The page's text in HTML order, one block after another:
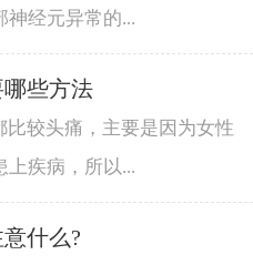
神经元异常的...
些方法
较头痛，主要是因为女性
上疾病，所以...
什么?